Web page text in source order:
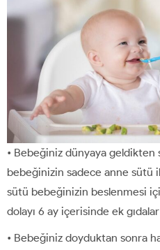
• Bebeğiniz dünyaya geldikten
bebeğinizin sadece anne sütü
sütü bebeğinizin beslenmesi
dolayı 6 ay içerisinde ek
• Bebeğiniz doyduktan sonra